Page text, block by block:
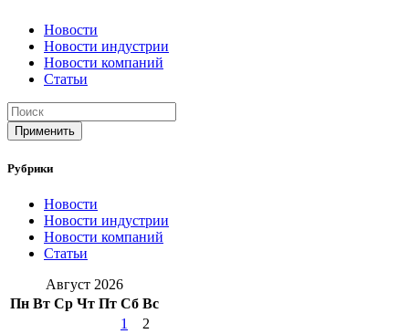
Новости
Новости индустрии
Новости компаний
Статьи
Применить
Рубрики
Новости
Новости индустрии
Новости компаний
Статьи
Август 2026
Пн Вт Ср Чт Пт Сб Вс
1
2